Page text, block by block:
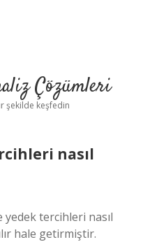
Çözümleri
şekilde keşfedin
nasıl
yedek tercihleri nasıl
hale getirmiştir.